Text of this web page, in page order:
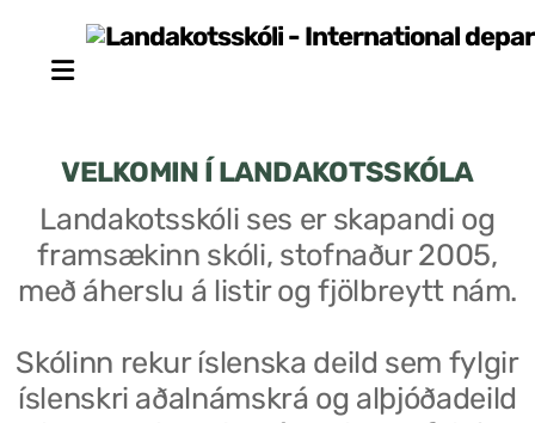
VELKOMIN Í LANDAKOTSSKÓLA
Landakotsskóli ses er skapandi og
framsækinn skóli, stofnaður 2005,
með áherslu á listir og fjölbreytt nám.
Skólinn rekur íslenska deild sem fylgir
íslenskri aðalnámskrá og alþjóðadeild
Stjórn sjálfseignarstofnunar
Skólaráð
Fundargerðir skólaráðs